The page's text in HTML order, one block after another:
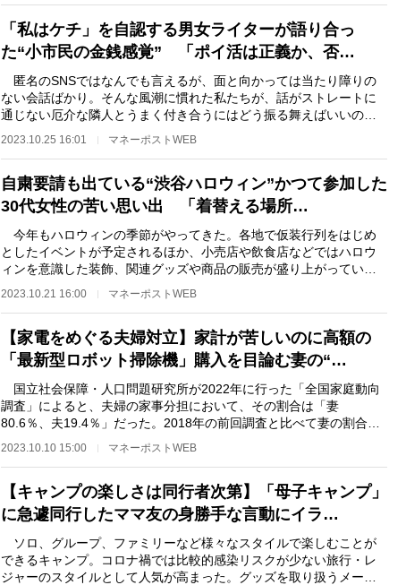
「私はケチ」を自認する男女ライターが語り合っ
た“小市民の金銭感覚” 「ポイ活は正義か、否…
匿名のSNSではなんでも言えるが、面と向かっては当たり障りの
ない会話ばかり。そんな風潮に慣れた私たちが、話がストレートに
通じない厄介な隣人とうまく付き合うにはどう振る舞えばいいのか
2023.10.25 16:01 マネーポストWEB
自粛要請も出ている“渋谷ハロウィン”かつて参加した
30代女性の苦い思い出 「着替える場所…
今年もハロウィンの季節がやってきた。各地で仮装行列をはじめ
としたイベントが予定されるほか、小売店や飲食店などではハロウ
ィンを意識した装飾、関連グッズや商品の販売が盛り上がってい
2023.10.21 16:00 マネーポストWEB
【家電をめぐる夫婦対立】家計が苦しいのに高額の
「最新型ロボット掃除機」購入を目論む妻の“…
国立社会保障・人口問題研究所が2022年に行った「全国家庭動向
調査」によると、夫婦の家事分担において、その割合は「妻
80.6％、夫19.4％」だった。2018年の前回調査と比べて妻の割合は
2.6ポイント下がったものの…
2023.10.10 15:00 マネーポストWEB
【キャンプの楽しさは同行者次第】「母子キャンプ」
に急遽同行したママ友の身勝手な言動にイラ…
ソロ、グループ、ファミリーなど様々なスタイルで楽しむことが
できるキャンプ。コロナ禍では比較的感染リスクが少ない旅行・レ
ジャーのスタイルとして人気が高まった。グッズを取り扱うメーカ